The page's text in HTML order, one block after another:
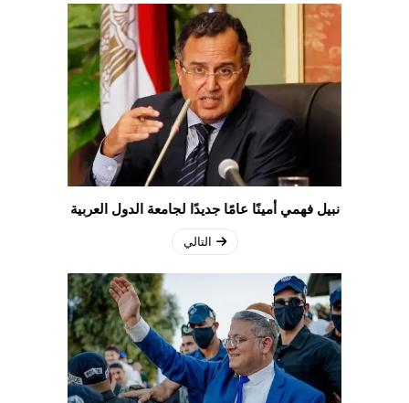
نبيل فهمي أمينًا عامًا جديدًا لجامعة الدول العربية
التالي